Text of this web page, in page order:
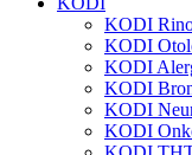
KODI
KODI
KODI
KODI
KODI
KODI